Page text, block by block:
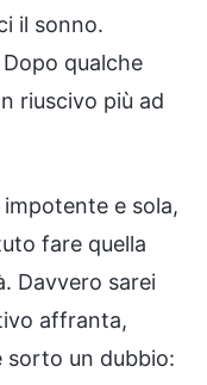
il sonno.
qualche
riuscivo più ad
e sola,
fare quella
Davvero sarei
affranta,
sorto un dubbio: